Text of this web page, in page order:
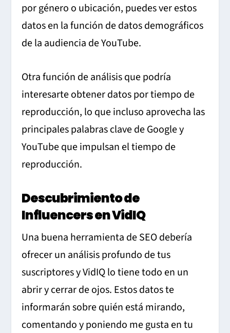
por género o ubicación, puedes ver estos
datos en la función de datos demográficos
de la audiencia de YouTube.
Otra función de análisis que podría
interesarte obtener datos por tiempo de
reproducción, lo que incluso aprovecha las
principales palabras clave de Google y
YouTube que impulsan el tiempo de
reproducción.
Descubrimiento de
Influencers en VidIQ
Una buena herramienta de SEO debería
ofrecer un análisis profundo de tus
suscriptores y VidIQ lo tiene todo en un
abrir y cerrar de ojos. Estos datos te
informarán sobre quién está mirando,
comentando y poniendo me gusta en tu